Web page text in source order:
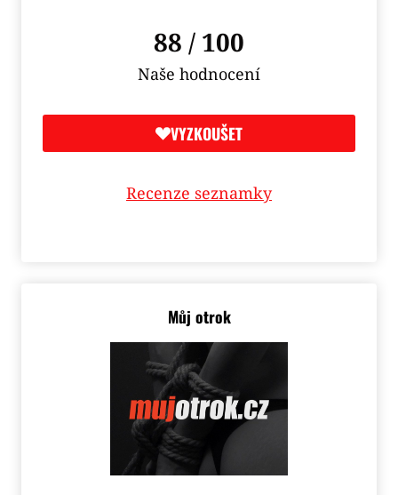
88 / 100
Naše hodnocení
VYZKOUŠET
Recenze seznamky
Můj otrok